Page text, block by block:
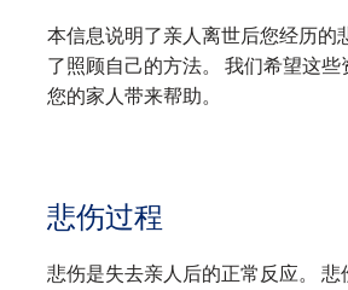
本信息说明了亲人离世后您经历的
了照顾自己的方法。 我们希望这些
您的家人带来帮助。
悲伤过程
悲伤是失去亲人后的正常反应。